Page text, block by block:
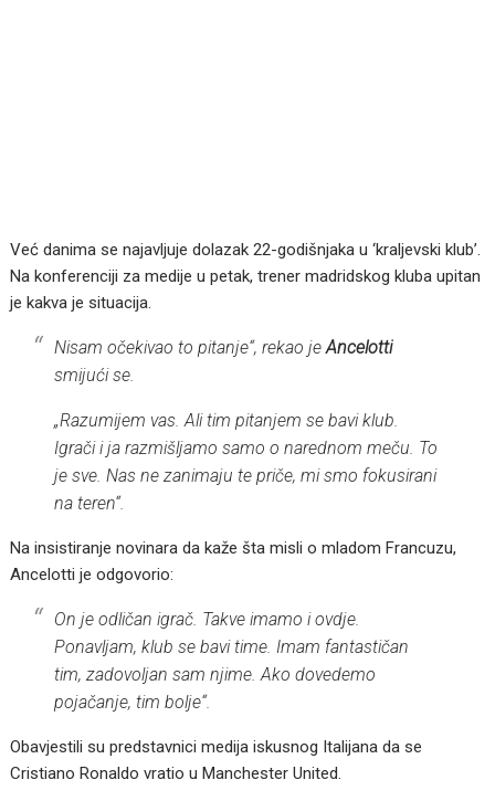
Već danima se najavljuje dolazak 22-godišnjaka u ‘kraljevski klub’.
Na konferenciji za medije u petak, trener madridskog kluba upitan
je kakva je situacija.
Nisam očekivao to pitanje“, rekao jeAncelotti
smijući se.
„Razumijem vas. Ali tim pitanjem se bavi klub.
Igrači i ja razmišljamo samo o narednom meču. To
je sve. Nas ne zanimaju te priče, mi smo fokusirani
na teren“.
Na insistiranje novinara da kaže šta misli o mladom Francuzu,
Ancelotti je odgovorio:
On je odličan igrač. Takve imamo i ovdje.
Ponavljam, klub se bavi time. Imam fantastičan
tim, zadovoljan sam njime. Ako dovedemo
pojačanje, tim bolje“.
Obavjestili su predstavnici medija iskusnog Italijana da se
Cristiano Ronaldo vratio u Manchester United.